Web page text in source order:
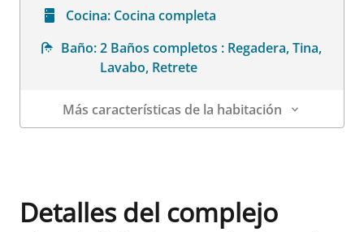
Cocina: Cocina completa
Baño: 2 Baños completos : Regadera, Tina,
Lavabo, Retrete
Más características de la habitación
Detalles del complejo